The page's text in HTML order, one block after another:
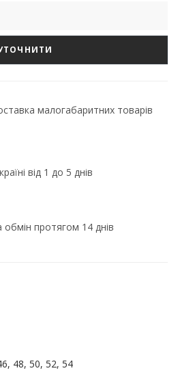
малогабаритних товарів
від 1 до 5 днів
протягом 14 днів
48, 50, 52, 54